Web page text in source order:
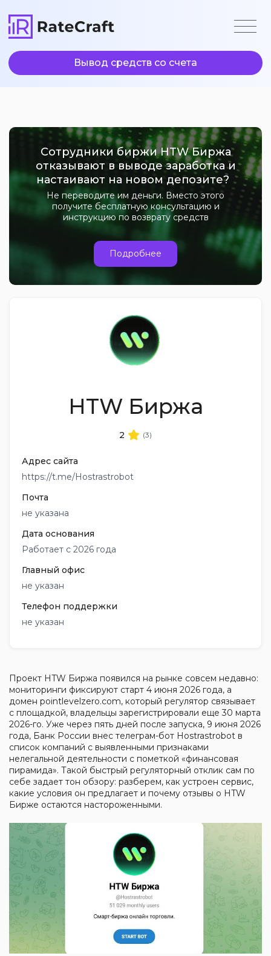
Вывод средств со счета
Сотрудники биржи HTW Биржа
отказывают в выводе заработка и
настаивают на новом депозите?
Не переводите им деньги. Вместо этого
получите бесплатную консультацию и
инструкцию по возврату средств
Подробнее
HTW Биржа
2 (3)
Адрес сайта
https://t.me/Hostrastrobot
Почта
не указана
Дата основания
Работает с 2026 года
Главный офис
не указан
Телефон поддержки
не указан
Проект HTW Биржа появился на рынке совсем недавно:
мониторинги фиксируют старт 4 июня 2026 года, а
домен pointlevelzero.com, который регулятор связывает
с площадкой, владельцы зарегистрировали еще 30 марта
2026-го. Уже через пять дней после запуска, 9 июня 2026
года, Банк России внес телеграм-бот Hostrastrobot в
список компаний с выявленными признаками
нелегальной деятельности с пометкой «финансовая
пирамида». Такой быстрый регуляторный отклик сам по
себе задает тон обзору: разберем, как устроен сервис,
какие условия он предлагает и почему отзывы о HTW
Бирже остаются настороженными.